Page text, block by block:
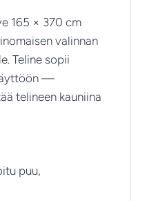
165 × 370 cm
valinnan
Teline sopii
—
telineen kauniina
puu,